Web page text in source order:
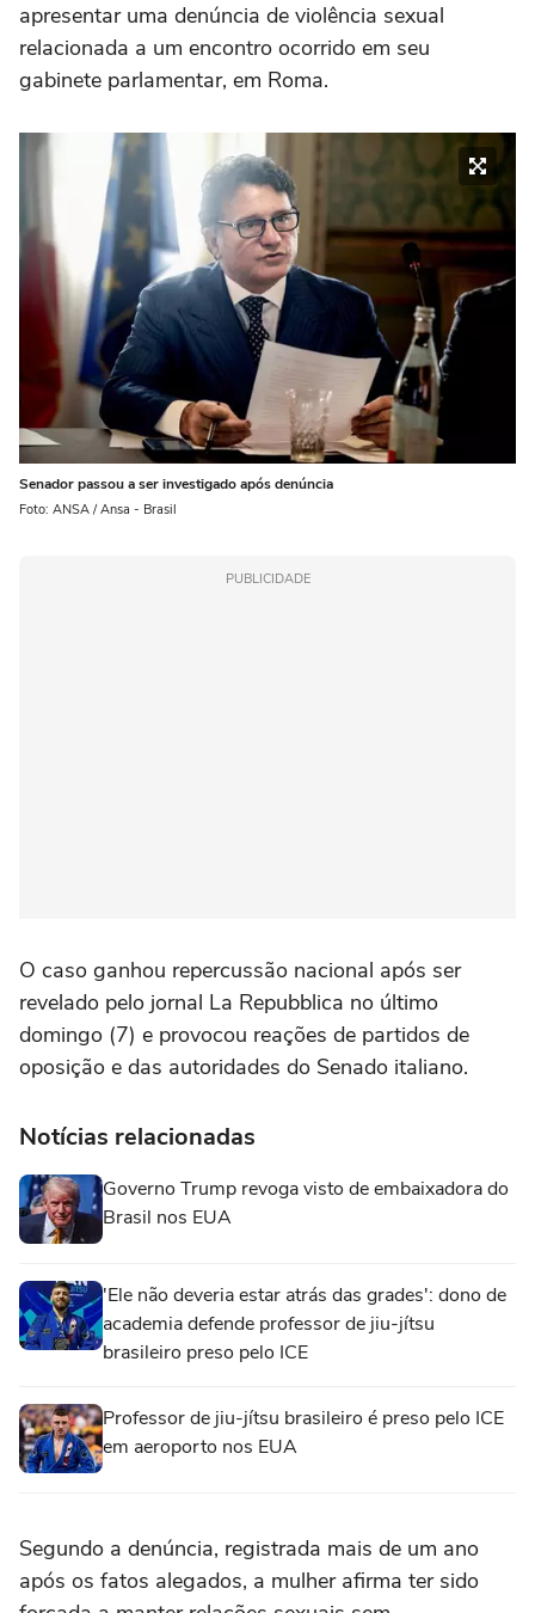
apresentar uma denúncia de violência sexual
relacionada a um encontro ocorrido em seu
gabinete parlamentar, em Roma.
Senador passou a ser investigado após denúncia
Foto: ANSA / Ansa - Brasil
PUBLICIDADE
O caso ganhou repercussão nacional após ser
revelado pelo jornal La Repubblica no último
domingo (7) e provocou reações de partidos de
oposição e das autoridades do Senado italiano.
Notícias relacionadas
Governo Trump revoga visto de embaixadora do
Brasil nos EUA
'Ele não deveria estar atrás das grades': dono de
academia defende professor de jiu-jítsu
brasileiro preso pelo ICE
Professor de jiu-jítsu brasileiro é preso pelo ICE
em aeroporto nos EUA
Segundo a denúncia, registrada mais de um ano
após os fatos alegados, a mulher afirma ter sido